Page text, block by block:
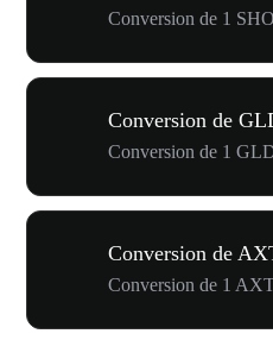
Conversion de 1
Conversion de
Conversion de 1
Conversion de
Conversion de 1